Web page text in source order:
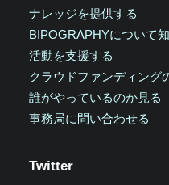
ナレッジを提供する
BIPOGRAPHYについて
活動を支援する
クラウドファンディング
誰がやっているのか見る
事務局に問い合わせる
Twitter